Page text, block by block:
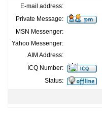
E-mail address:
Private Message:
MSN Messenger:
Yahoo Messenger:
AIM Address:
ICQ Number:
Status: